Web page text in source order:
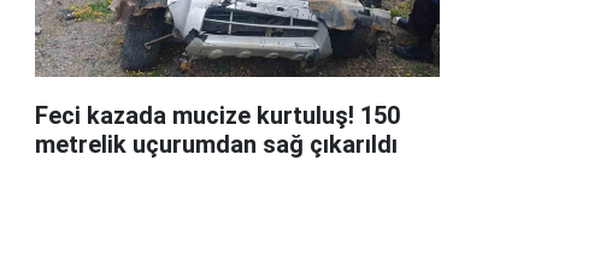
Feci kazada mucize kurtuluş! 150
metrelik uçurumdan sağ çıkarıldı